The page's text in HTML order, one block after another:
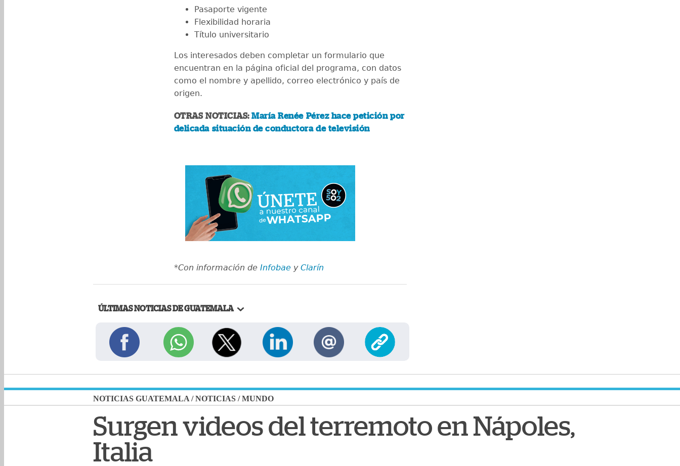
Pasaporte vigente
Flexibilidad horaria
Título universitario
Los interesados deben completar un formulario que
encuentran en la página oficial del programa, con datos
como el nombre y apellido, correo electrónico y país de
origen.
OTRAS NOTICIAS:María Renée Pérez hace petición por
delicada situación de conductora de televisión
*Con información de Infobae y Clarín
ÚLTIMAS NOTICIAS DE GUATEMALA
NOTICIAS GUATEMALA /NOTICIAS /MUNDO
Surgen videos del terremoto en Nápoles,
Italia